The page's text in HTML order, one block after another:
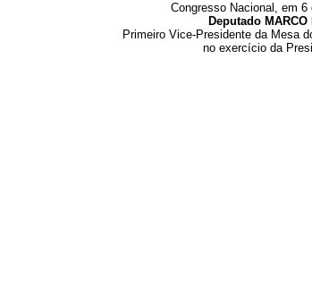
Congresso Nacional, em 6
Deputado MARCO
Primeiro Vice-Presidente da Mesa
no exercício da